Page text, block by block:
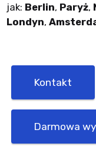
jak: Berlin, Paryż,
Londyn,
Kontakt
Darmowa